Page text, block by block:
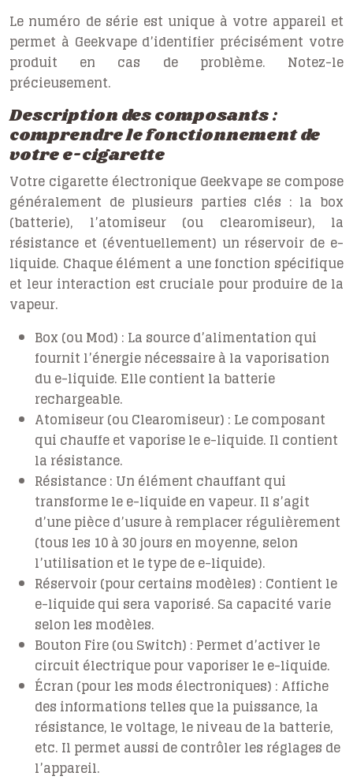
Le numéro de série est unique à votre appareil et
permet à Geekvape d’identifier précisément votre
produit en cas de problème. Notez-le
précieusement.
Description des composants :
comprendre le fonctionnement de
votre e-cigarette
Votre cigarette électronique Geekvape se compose
généralement de plusieurs parties clés : la box
(batterie), l’atomiseur (ou clearomiseur), la
résistance et (éventuellement) un réservoir de e-
liquide. Chaque élément a une fonction spécifique
et leur interaction est cruciale pour produire de la
vapeur.
Box (ou Mod) : La source d’alimentation qui
fournit l’énergie nécessaire à la vaporisation
du e-liquide. Elle contient la batterie
rechargeable.
Atomiseur (ou Clearomiseur) : Le composant
qui chauffe et vaporise le e-liquide. Il contient
la résistance.
Résistance : Un élément chauffant qui
transforme le e-liquide en vapeur. Il s’agit
d’une pièce d’usure à remplacer régulièrement
(tous les 10 à 30 jours en moyenne, selon
l’utilisation et le type de e-liquide).
Réservoir (pour certains modèles) : Contient le
e-liquide qui sera vaporisé. Sa capacité varie
selon les modèles.
Bouton Fire (ou Switch) : Permet d’activer le
circuit électrique pour vaporiser le e-liquide.
Écran (pour les mods électroniques) : Affiche
des informations telles que la puissance, la
résistance, le voltage, le niveau de la batterie,
etc. Il permet aussi de contrôler les réglages de
l’appareil.